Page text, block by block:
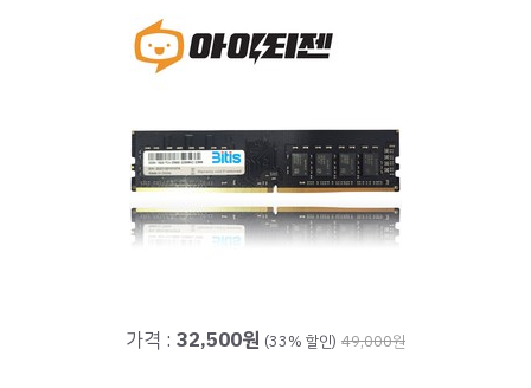
가격 : 32,500원 (33% 할인) 49,000원